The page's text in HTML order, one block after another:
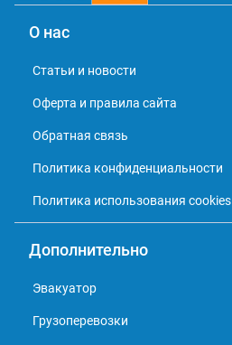
О нас
Статьи и новости
Оферта и правила сайта
Обратная связь
Политика конфиденциальности
Политика использования cookies
Дополнительно
Эвакуатор
Грузоперевозки